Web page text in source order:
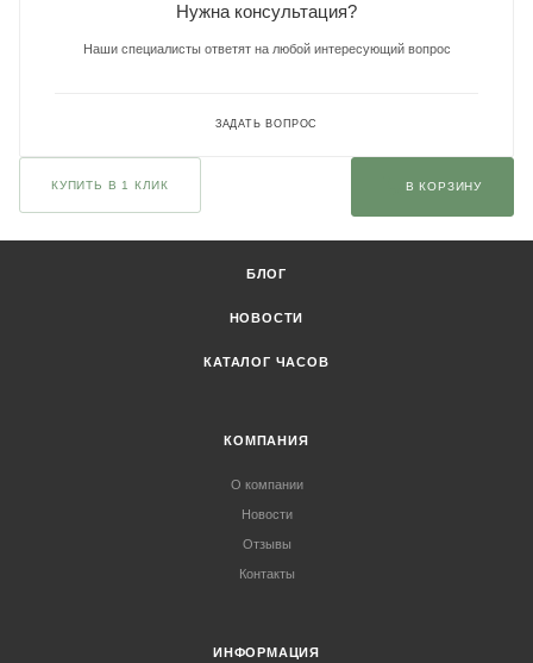
Нужна консультация?
Наши специалисты ответят на любой интересующий вопрос
ЗАДАТЬ ВОПРОС
КУПИТЬ В 1 КЛИК В КОРЗИНУ
БЛОГ
НОВОСТИ
КАТАЛОГ ЧАСОВ
КОМПАНИЯ
О компании
Новости
Отзывы
Контакты
ИНФОРМАЦИЯ